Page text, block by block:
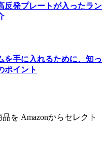
反発プレートが入ったラン
を手に入れるために、知っ
ポイント
を Amazonからセレクト